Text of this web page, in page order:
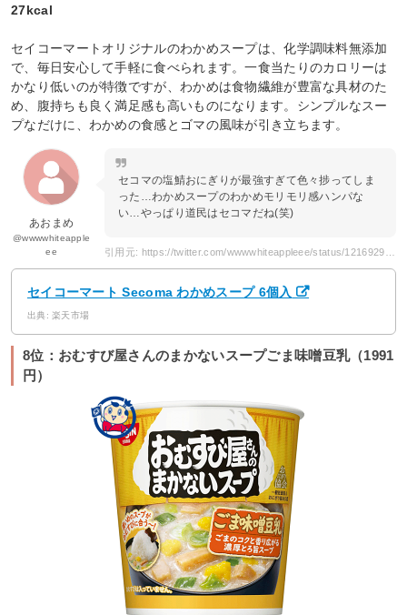
27kcal
セイコーマートオリジナルのわかめスープは、化学調味料無添加
で、毎日安心して手軽に食べられます。一食当たりのカロリーは
かなり低いのが特徴ですが、わかめは食物繊維が豊富な具材のた
め、腹持ちも良く満足感も高いものになります。シンプルなスー
プなだけに、わかめの食感とゴマの風味が引き立ちます。
あおまめ
@wwwwhiteapple
ee
セコマの塩鯖おにぎりが最強すぎて色々捗ってしま
った…わかめスープのわかめモリモリ感ハンパな
い…やっぱり道民はセコマだね(笑)
引用元: https://twitter.com/wwwwhiteappleee/status/1216929291855790080
セイコーマート Secoma わかめスープ 6個入
出典: 楽天市場
8位：おむすび屋さんのまかないスープごま味噌豆乳（1991
円）